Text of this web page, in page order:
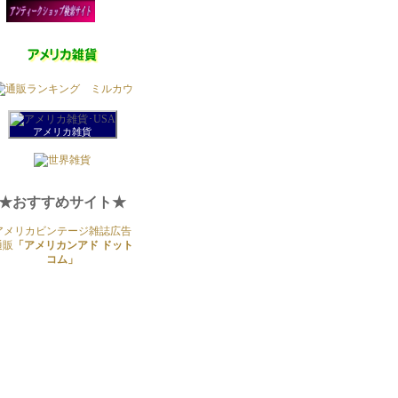
アメリカ雑貨
おすすめサイト★
メリカビンテージ雑誌広告
「アメリカンアド ドット
コム」